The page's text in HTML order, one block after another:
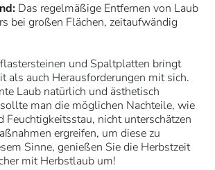
Das regelmäßige Entfernen von Laub
bei großen Flächen, zeitaufwändig
und Spaltplatten bringt
als auch Herausforderungen mit sich.
Laub natürlich und ästhetisch
man die möglichen Nachteile, wie
Feuchtigkeitsstau, nicht unterschätzen
ergreifen, um diese zu
Sinne, genießen Sie die Herbstzeit
mit Herbstlaub um!